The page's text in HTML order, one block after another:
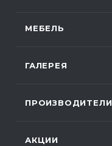
МЕБЕЛЬ
ГАЛЕРЕЯ
ПРОИЗВОДИТЕЛИ
АКЦИИ